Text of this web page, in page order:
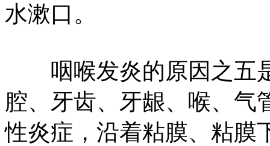
水漱口。
咽喉发炎的原因之五
腔、牙齿、牙龈、喉、气
性炎症，沿着粘膜、粘膜